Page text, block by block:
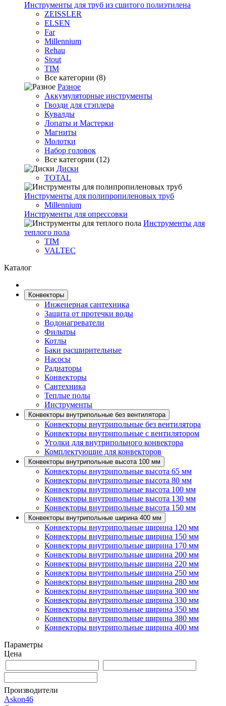
Инструменты для труб из сшитого полиэтилена
ZEISSLER
ELSEN
Far
Millennium
Rehau
Stout
TIM
Все категории (8)
Разное
Аккумуляторные инструменты
Гвозди для стэплера
Кувалды
Лопаты и Мастерки
Магниты
Молотки
Набор головок
Все категории (12)
Диски
TOTAL
Инструменты для полипропиленовых труб
Millennium
Инструменты для опрессовки
Инструменты для
теплого пола
TIM
VALTEC
Каталог
Конвекторы
Инженерная сантехника
Защита от протечки воды
Водонагреватели
Фильтры
Котлы
Баки расширительные
Насосы
Радиаторы
Конвекторы
Сантехника
Теплые полы
Инструменты
Конвекторы внутрипольные без вентилятора
Конвекторы внутрипольные без вентилятора
Конвекторы внутрипольные с вентилятором
Уголки для внутрипольного конвектора
Комплектующие для конвекторов
Конвекторы внутрипольные высота 100 мм
Конвекторы внутрипольные высота 65 мм
Конвекторы внутрипольные высота 80 мм
Конвекторы внутрипольные высота 100 мм
Конвекторы внутрипольные высота 130 мм
Конвекторы внутрипольные высота 150 мм
Конвекторы внутрипольные ширина 400 мм
Конвекторы внутрипольные ширина 120 мм
Конвекторы внутрипольные ширина 150 мм
Конвекторы внутрипольные ширина 170 мм
Конвекторы внутрипольные ширина 200 мм
Конвекторы внутрипольные ширина 220 мм
Конвекторы внутрипольные ширина 250 мм
Конвекторы внутрипольные ширина 280 мм
Конвекторы внутрипольные ширина 300 мм
Конвекторы внутрипольные ширина 330 мм
Конвекторы внутрипольные ширина 350 мм
Конвекторы внутрипольные ширина 380 мм
Конвекторы внутрипольные ширина 400 мм
Параметры
Цена
Производители
Askon46